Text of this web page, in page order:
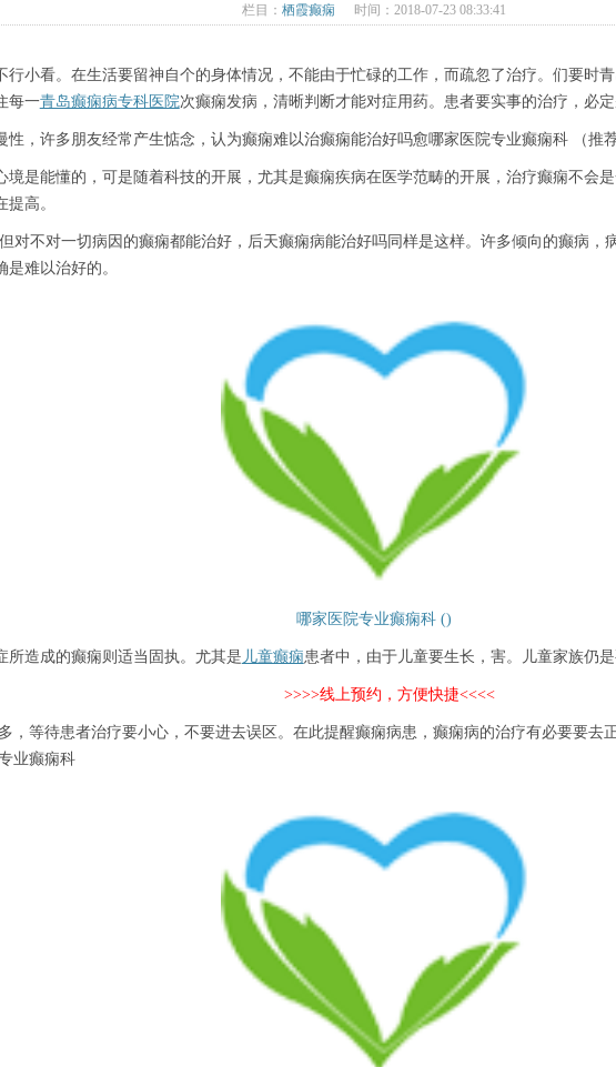
栏目： 栖霞癫痫 时间：2018-07-23 08:33:41
看。在生活要留神自个的身体情况，不能由于忙碌的工作，而疏忽了治疗。们要时
每一青岛癫痫病专科医院次癫痫发病，清晰判断才能对症用药。患者要实事的治疗，必定
许多朋友经常产生惦念，认为癫痫难以治癫痫能治好吗愈哪家医院专业癫痫科 （推荐
能懂的，可是随着科技的开展，尤其是癫痫疾病在医学范畴的开展，治疗癫痫不会
高。
对一切病因的癫痫都能治好，后天癫痫病能治好吗同样是这样。许多倾向的癫病，
难以治好的。
哪家医院专业癫痫科 ()
造成的癫痫则适当固执。尤其是 儿童癫痫患者中，由于儿童要生长，害。儿童家族仍
>>>>线上预约，方便快捷<<<<
待患者治疗要小心，不要进去误区。在此提醒癫痫病患，癫痫病的治疗有必要要去
业癫痫科